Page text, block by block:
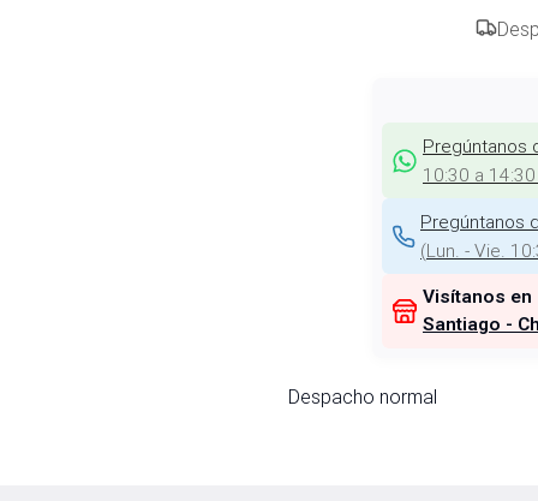
10:30 a
Pregúntanos
(Lun. - Vie.
Visítanos
Santiago -
Despacho normal